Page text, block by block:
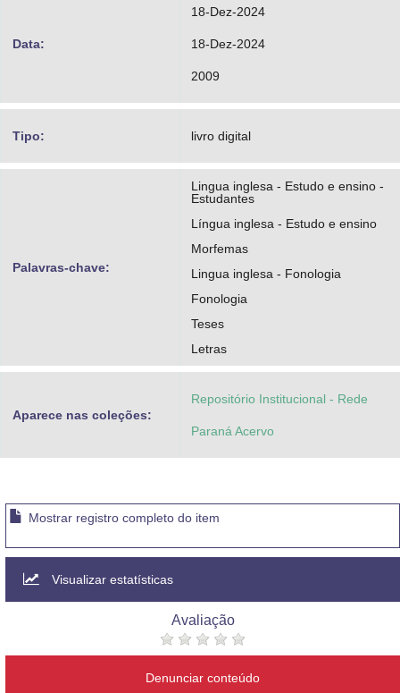
Data:
18-Dez-2024
18-Dez-2024
2009
Tipo: livro digital
Palavras-chave:
Lingua inglesa - Estudo e ensino -
Estudantes
Língua inglesa - Estudo e ensino
Morfemas
Lingua inglesa - Fonologia
Fonologia
Teses
Letras
Aparece nas coleções:
Repositório Institucional - Rede
Paraná Acervo
Mostrar registro completo do item
Visualizar estatísticas
Avaliação
Denunciar conteúdo